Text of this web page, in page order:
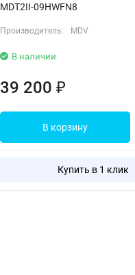
MDT2II-09HWFN8
Производитель: MDV
В наличии
39 200 ₽
В корзину
Купить в 1 клик